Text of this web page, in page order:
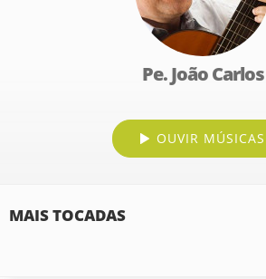
Pe. João Carlos
OUVIR MÚSICAS
MAIS TOCADAS